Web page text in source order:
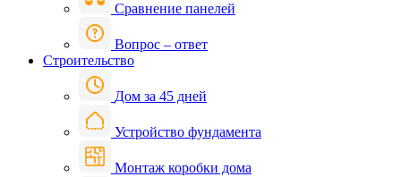
Сравнение панелей
Вопрос – ответ
Строительство
Дом за 45 дней
Устройство фундамента
Монтаж коробки дома